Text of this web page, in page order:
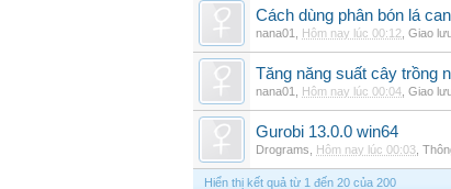
Cách dùng phân bón lá
nana01 Hôm nay lúc 00:12 Giao
Tăng năng suất cây trồng
nana01 Hôm nay lúc 00:04 Giao
Gurobi 13.0.0 win64
Drograms Hôm nay lúc 00:03
Hiển thị kết quả từ 1 đến 20 của 200